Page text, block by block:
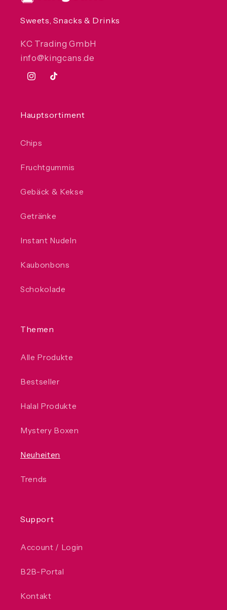
Sweets, Snacks & Drinks
KC Trading GmbH
info@kingcans.de
InstagramTikTok
Hauptsortiment
Chips
Fruchtgummis
Gebäck & Kekse
Getränke
Instant Nudeln
Kaubonbons
Schokolade
Themen
Alle Produkte
Bestseller
Halal Produkte
Mystery Boxen
Neuheiten
Trends
Support
Account / Login
B2B-Portal
Kontakt